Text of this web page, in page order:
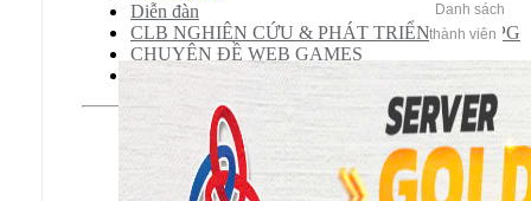
Danh sách
thành viên
Diễn đàn
CLB NGHIÊN CỨU & PHÁT TRIỂN MMORPG
CHUYÊN ĐỀ WEB GAMES
Hỏi Đáp/ Yêu Cầu